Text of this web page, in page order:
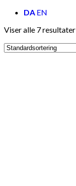
DA EN
Viser alle 7 resultater